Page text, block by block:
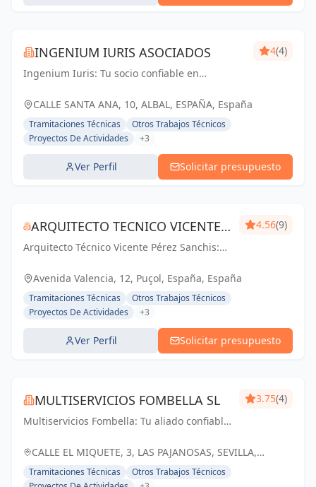
INGENIUM IURIS ASOCIADOS
Ingenium Iuris: Tu socio confiable en
Soluciones profesionales para proyectos
4(4)
CALLE SANTA ANA, 10, ALBAL, ESPAÑA, España
Tramitaciones Técnicas
Otros Trabajos Técnicos
Proyectos De Actividades
+3
Ver Perfil Solicitar presupuesto
ARQUITECTO TECNICO VICENTE
PÉREZ SANCHIS
Arquitecto Técnico Vicente Pérez Sanchis:
transformando ideas en realidad.
4.56(9)
Avenida Valencia, 12, Puçol, España, España
Tramitaciones Técnicas
Otros Trabajos Técnicos
Proyectos De Actividades
+3
Ver Perfil Solicitar presupuesto
MULTISERVICIOS FOMBELLA SL
Multiservicios Fombella: Tu aliado confiable
soluciones sólidas para un futuro
3.75(4)
CALLE EL MIQUETE, 3, LAS PAJANOSAS, SEVILLA,
ESPAÑA, España
Tramitaciones Técnicas
Otros Trabajos Técnicos